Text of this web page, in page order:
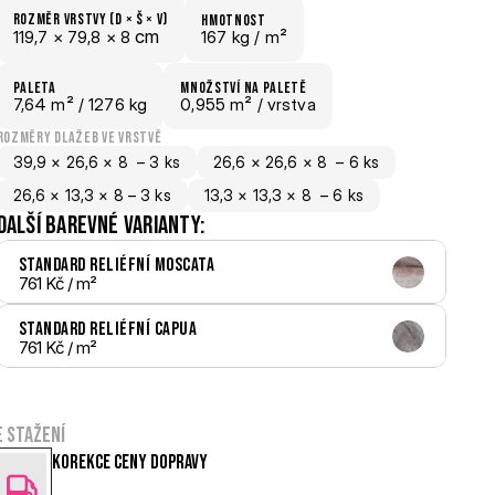
Rozměr vrstvy (d × š × v)
119,7 × 79,8 × 8 cm
hmotnost
167 kg / m²
paletA
7,64 m² / 1276 kg
Množství na paletě
0,955 m² / vrstva
dlažeb ve vrstvě
39,9 × 26,6 × 8  – 3 ks
26,6 × 26,6 × 8  – 6 ks
26,6 × 13,3 × 8 – 3 ks
13,3 × 13,3 × 8  – 6 ks
barevné varianty:
Standard reliéfní Moscata
761 Kč / m²
Standard reliéfní Capua
761 Kč / m²
stažení
Korekce ceny dopravy